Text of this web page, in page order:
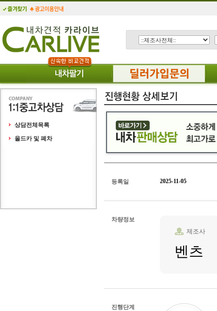
상담전체목록
올드카 및 폐차
등록일 2025-11-05
차량정보
제조사
벤츠
진행단계